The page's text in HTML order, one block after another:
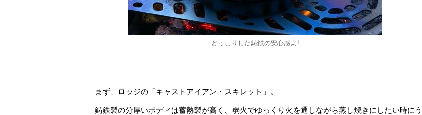
どっしりした鋳鉄の安心感よ!
まず、ロッジの「キャストアイアン・スキレット」。
鋳鉄製の分厚いボディは蓄熱製が高く、弱火でゆっくり火を通しながら蒸し焼きにしたい時にう